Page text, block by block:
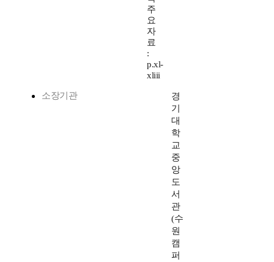
주
요
자
료
:
p.xl-
xliii
소장기관
경
기
대
학
교
중
앙
도
서
관
(수
원
캠
퍼